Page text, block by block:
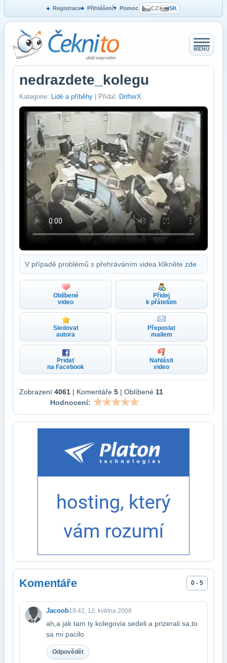
Registrace Přihlášení Pomoc CZ/ SK
MENU
nedrazdete_kolegu
Kategorie: Lidé a příběhy | Přidal: DrifterX
V případě problémů s přehráváním videa klikněte zde
Oblíbené
video
Přidej
k přátelům
Sledovat
autora
Přeposlat
mailem
Pridať
na Facebook
Nahlásit
video
Zobrazení 4061 | Komentáře 5 | Oblíbené 11
Hodnocení:
Komentáře 0 - 5
Jacoob19:42, 12. května 2008
ah,a jak tam ty kolegovia sedeli a prizerali sa,to
sa mi pacilo
Odpovědět